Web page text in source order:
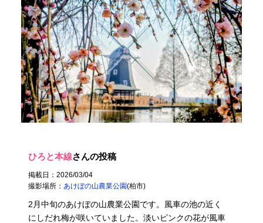
ひろと本線さんの投稿
掲載日：2026/03/04
撮影場所： あけぼの山農業公園(柏市)
2月中旬のあけぼの山農業公園です。風車の池の近く
にしだれ梅が咲いていました。淡いピンクの花が風車